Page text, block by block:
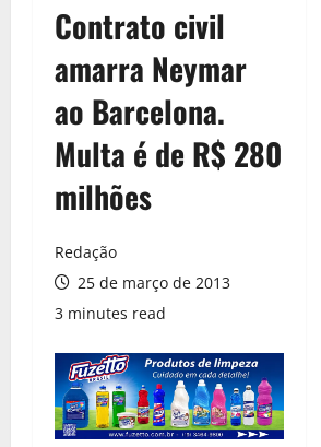
Contrato civil
amarra Neymar
ao Barcelona.
Multa é de R$ 280
milhões
Redação
25 de março de 2013
3 minutes read